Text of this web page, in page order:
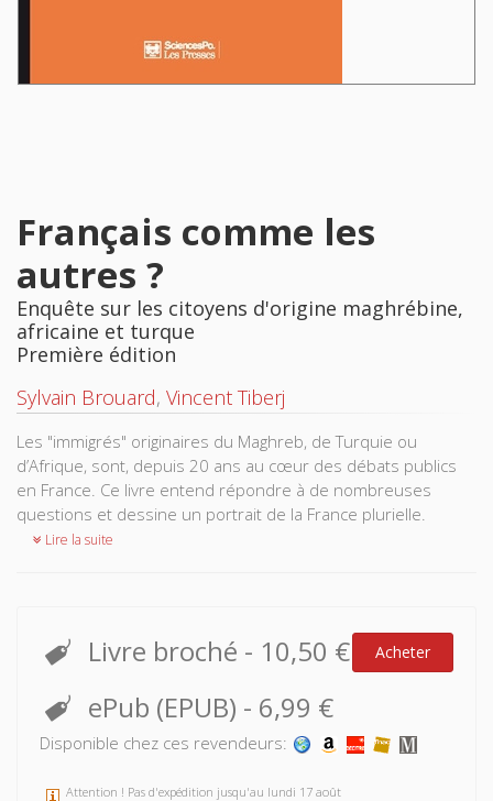
Français comme les
autres ?
Enquête sur les citoyens d'origine maghrébine,
africaine et turque
Première édition
Sylvain Brouard, Vincent Tiberj
Les "immigrés" originaires du Maghreb, de Turquie ou
d’Afrique, sont, depuis 20 ans au cœur des débats publics
en France. Ce livre entend répondre à de nombreuses
questions et dessine un portrait de la France plurielle.
Lire la suite
Livre broché - 10,50 € Acheter
ePub (EPUB) - 6,99 €
Disponible chez ces revendeurs:
Attention ! Pas d'expédition jusqu'au lundi 17 août